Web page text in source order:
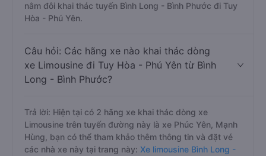
nằm đôi khai thác tuyến Bình Long - Bình Phước đi Tuy
Hòa - Phú Yên.
Câu hỏi: Các hãng xe nào khai thác dòng
xe Limousine đi Tuy Hòa - Phú Yên từ Bình
Long - Bình Phước?
Trả lời: Hiện tại có 2 hãng xe khai thác dòng xe
Limousine trên tuyến đường này là xe Phúc Yên, Mạnh
Hùng, bạn có thể tham khảo thêm thông tin và đặt vé
các nhà xe này tại trang này: Xe limousine Bình Long -